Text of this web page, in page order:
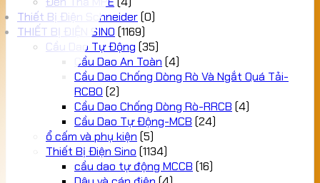
Thiết Bị Điện Schneider(0)
THIẾT BỊ ĐIỆN SINO (1169)
Cầu Dao Tự Động (35)
Cầu Dao An Toàn (4)
Cầu Dao Chống Dòng Rò Và Ngắt Quá Tải-
RCBO (2)
Cầu Dao Chống Dòng Rò-RRCB (4)
Cầu Dao Tự Động-MCB (24)
ổ cấm và phụ kiện (5)
Thiết Bị Điện Sino (1134)
cầu dao tự động MCCB (16)